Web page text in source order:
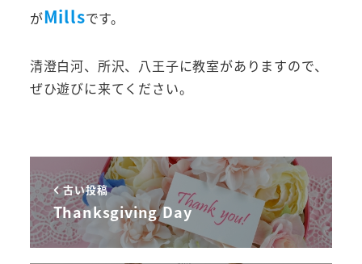
がMillsです。
清澄白河、所沢、八王子に教室がありますので、
ぜひ遊びに来てください。
古い投稿
Thanksgiving Day